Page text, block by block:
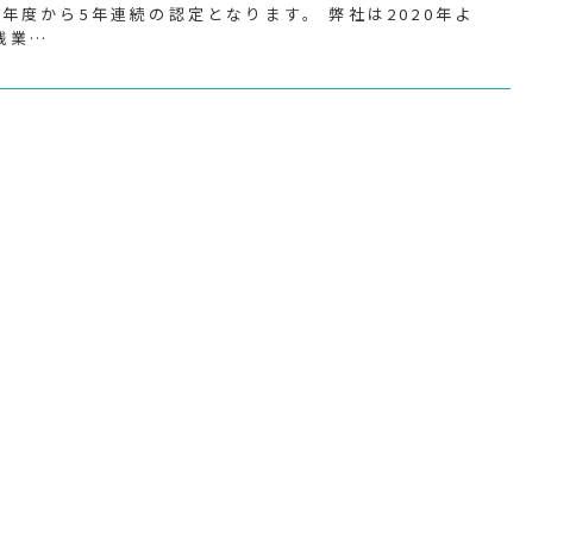
度から5年連続の認定となります。 弊社は2020年よ
業…